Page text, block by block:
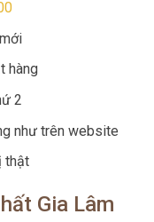
hàng
2
như trên website
thật
Gia Lâm